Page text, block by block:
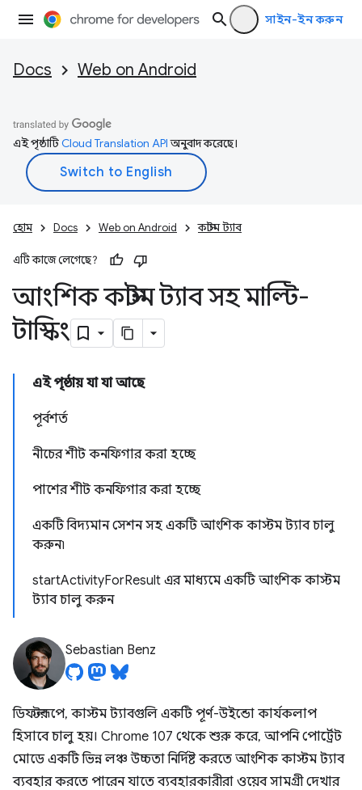
সাইন-ইন করুন
Docs Web on Android
এই পৃষ্ঠাটিCloud Translation APIঅনুবাদ করেছে।
হোম Docs Web on Android কাস্টম ট্যাব
এটি কাজে লেগেছে?
আংশিক কাস্টম ট্যাব সহ মাল্টি-
টাস্কিং
এই পৃষ্ঠায় যা যা আছে
পূর্বশর্ত
নীচের শীট কনফিগার করা হচ্ছে
পাশের শীট কনফিগার করা হচ্ছে
একটি বিদ্যমান সেশন সহ একটি আংশিক কাস্টম ট্যাব চালু
করুন৷
startActivityForResult এর মাধ্যমে একটি আংশিক কাস্টম
ট্যাব চালু করুন
Sebastian Benz
ডিফল্টরূপে, কাস্টম ট্যাবগুলি একটি পূর্ণ-উইন্ডো কার্যকলাপ
হিসাবে চালু হয়। Chrome 107 থেকে শুরু করে, আপনি পোর্ট্রেট
মোডে একটি ভিন্ন লঞ্চ উচ্চতা নির্দিষ্ট করতে আংশিক কাস্টম ট্যাব
ব্যবহার করতে পারেন যাতে ব্যবহারকারীরা ওয়েব সামগ্রী দেখার